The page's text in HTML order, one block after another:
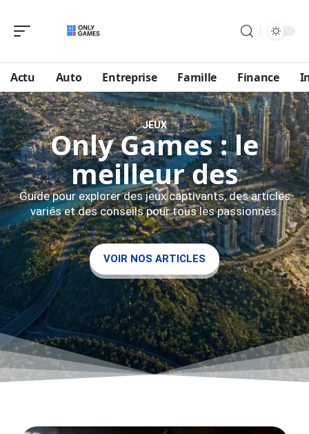
Actu Auto Entreprise Famille Finance
JEUX
Only Games : le
meilleur des
Guide pour explorer des jeux captivants, des articles
variés et des conseils pour tous les passionnés.
VOIR NOS ARTICLES